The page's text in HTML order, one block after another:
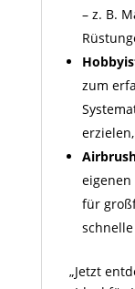
– z. B.
zum
für
„Jetzt